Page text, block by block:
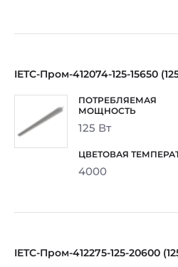
IETC-Пром-412074-125-15650
125 Вт
4000
IETC-Пром-412275-125-20600